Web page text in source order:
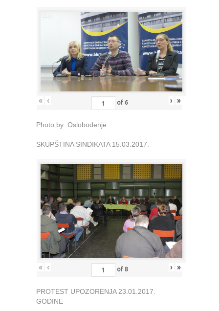
« ‹ of 6 › »
Photo by Oslobođenje
SKUPŠTINA SINDIKATA 15.03.2017.
« ‹ of 8 › »
PROTEST UPOZORENJA 23.01.2017.
GODINE